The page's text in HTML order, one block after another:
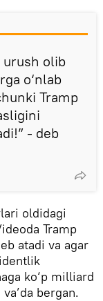
urush olib
o‘nlab
Tramp
- deb
oldidagi
Tramp
atadi va agar
ko‘p milliard
bergan.